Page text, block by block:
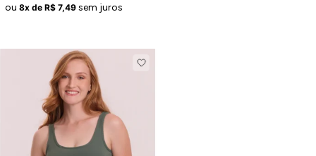
ou 8x de R$ 7,49 sem juros